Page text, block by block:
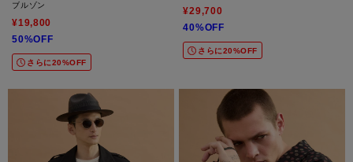
ブルゾン
¥19,800
50%OFF
さらに20%OFF
¥29,700
40%OFF
さらに20%OFF